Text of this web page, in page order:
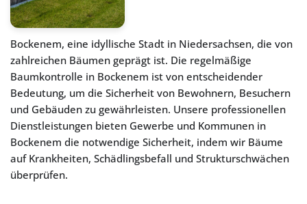
Bockenem, eine idyllische Stadt in Niedersachsen, die von
zahlreichen Bäumen geprägt ist. Die regelmäßige
Baumkontrolle in Bockenem ist von entscheidender
Bedeutung, um die Sicherheit von Bewohnern, Besuchern
und Gebäuden zu gewährleisten. Unsere professionellen
Dienstleistungen bieten Gewerbe und Kommunen in
Bockenem die notwendige Sicherheit, indem wir Bäume
auf Krankheiten, Schädlingsbefall und Strukturschwächen
überprüfen.